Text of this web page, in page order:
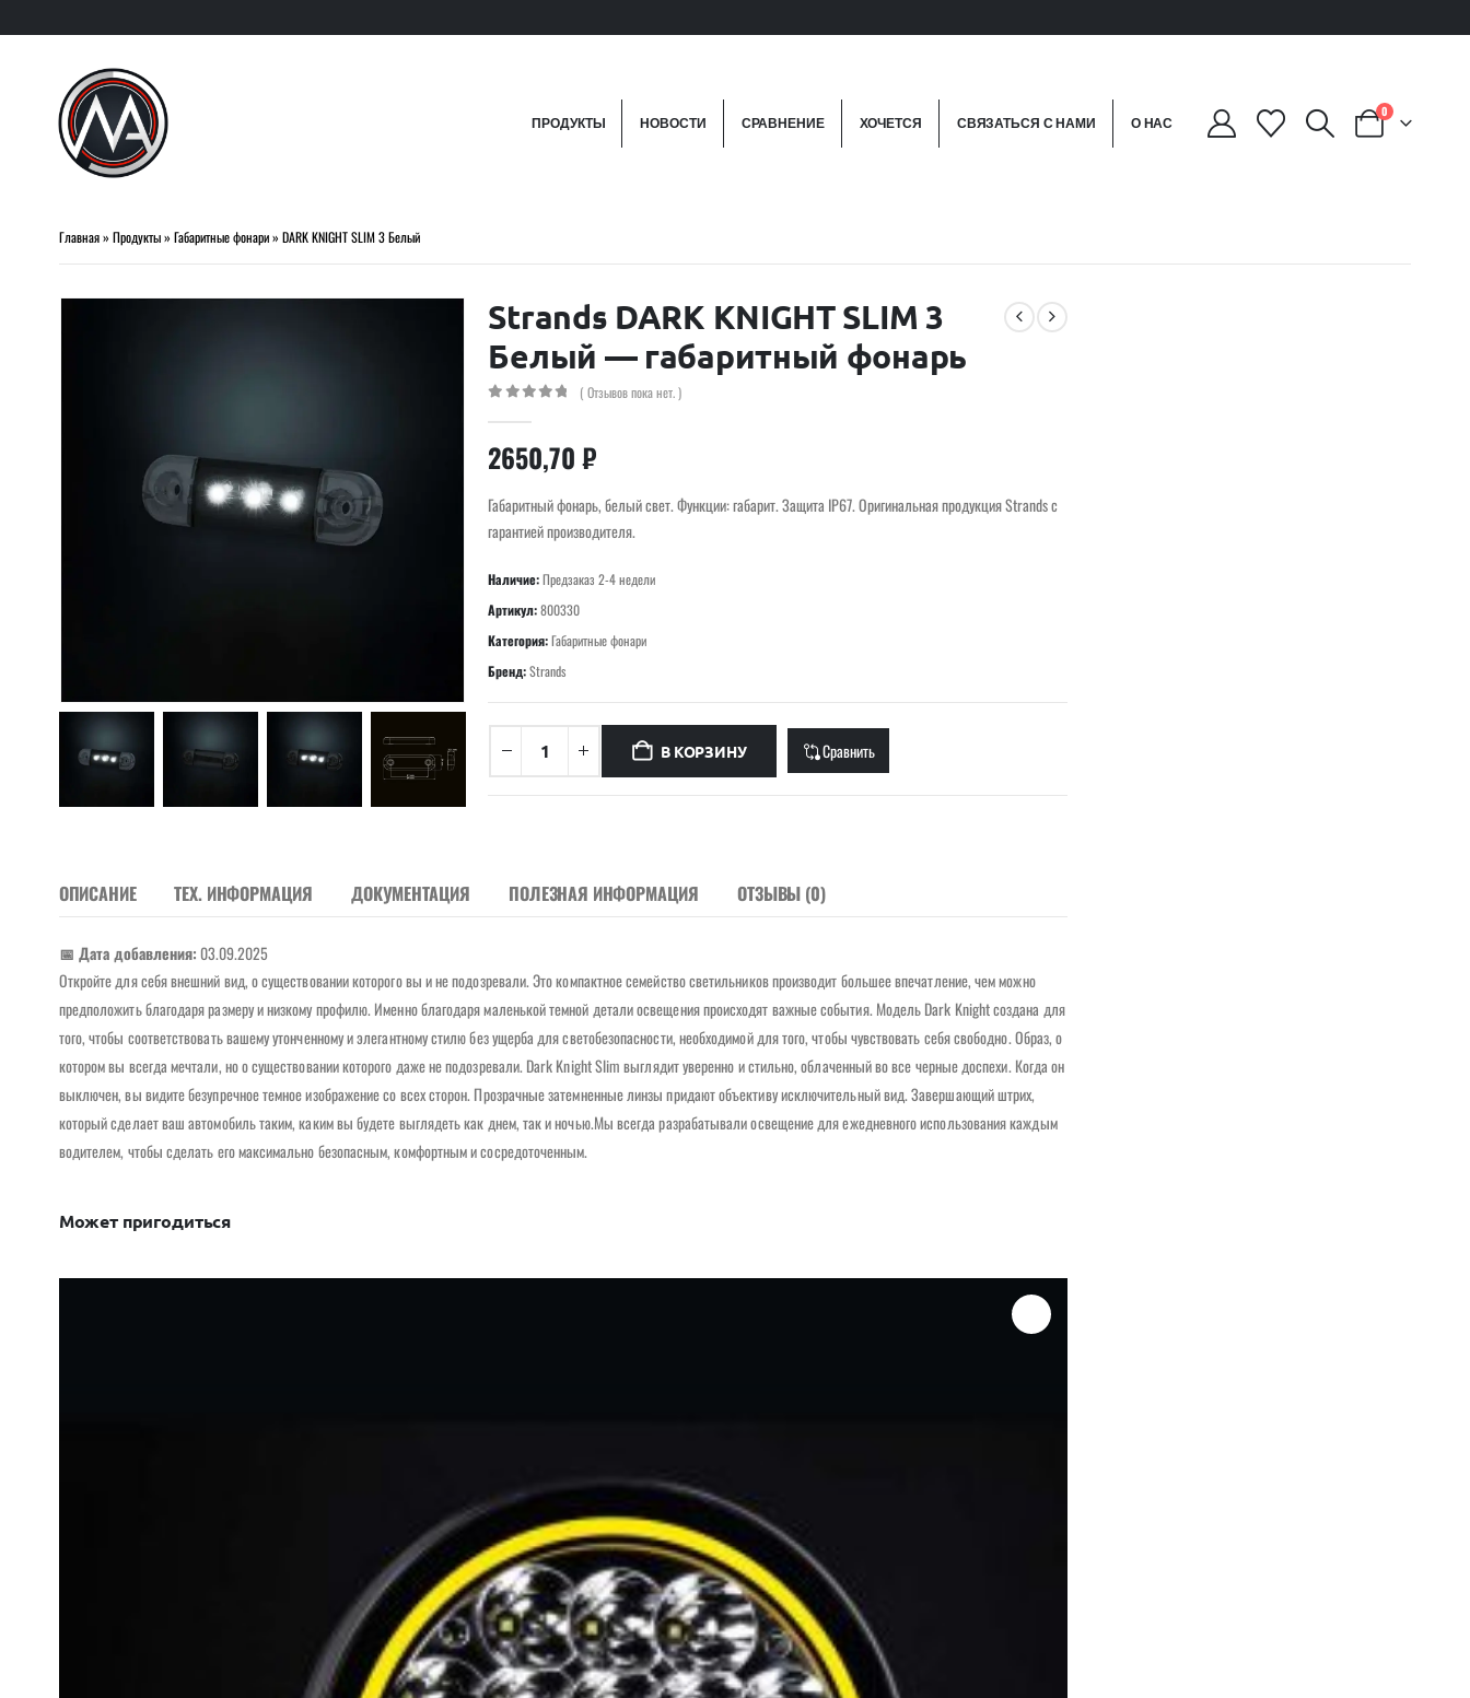
ПРОДУКТЫ НОВОСТИ СРАВНЕНИЕ ХОЧЕТСЯ СВЯЗАТЬСЯ С НАМИ О НАС
0
Главная» Продукты» Габаритные фонари» DARK KNIGHT SLIM 3 Белый
Strands DARK KNIGHT SLIM 3
Белый — габаритный фонарь
( Отзывов пока нет. )
2650,70₽
Габаритный фонарь, белый свет. Функции: габарит. Защита IP67. Оригинальная продукция Strands с
гарантией производителя.
Наличие:Предзаказ 2-4 недели
Артикул:800330
Категория:Габаритные фонари
Бренд:Strands
В КОРЗИНУ Сравнить
ОПИСАНИЕ ТЕХ. ИНФОРМАЦИЯ ДОКУМЕНТАЦИЯ ПОЛЕЗНАЯ ИНФОРМАЦИЯ ОТЗЫВЫ (0)
📅 Дата добавления:03.09.2025
Откройте для себя внешний вид, о существовании которого вы и не подозревали. Это компактное семейство светильников производит большее впечатление, чем можно
предположить благодаря размеру и низкому профилю. Именно благодаря маленькой темной детали освещения происходят важные события. Модель Dark Knight создана для
того, чтобы соответствовать вашему утонченному и элегантному стилю без ущерба для светобезопасности, необходимой для того, чтобы чувствовать себя свободно. Образ, о
котором вы всегда мечтали, но о существовании которого даже не подозревали. Dark Knight Slim выглядит уверенно и стильно, облаченный во все черные доспехи. Когда он
выключен, вы видите безупречное темное изображение со всех сторон. Прозрачные затемненные линзы придают объективу исключительный вид. Завершающий штрих,
который сделает ваш автомобиль таким, каким вы будете выглядеть как днем, так и ночью.Мы всегда разрабатывали освещение для ежедневного использования каждым
водителем, чтобы сделать его максимально безопасным, комфортным и сосредоточенным.
Может пригодиться